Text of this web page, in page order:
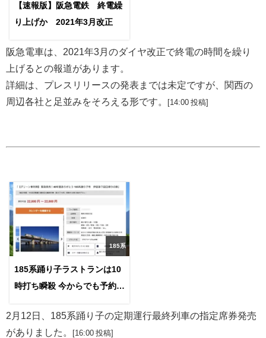
【速報版】阪急電鉄 終電繰
り上げか 2021年3月改正
阪急電車は、2021年3月のダイヤ改正で終電の時間を繰り
上げるとの報道があります。
詳細は、プレスリリースの発表までは未定ですが、関西の
周辺各社と足並みをそろえる形です。
[14:00 投稿]
185系
185系踊り子ラストランは10
時打ち瞬殺 今からでも予約す
2月12日、185系踊り子の定期運行最終列車の指定席券発売
がありました。
[16:00 投稿]